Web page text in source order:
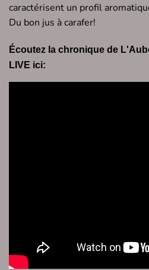
caractérisent un profil
Du bon jus à carafer!
Écoutez la chronique de
LIVE ici: